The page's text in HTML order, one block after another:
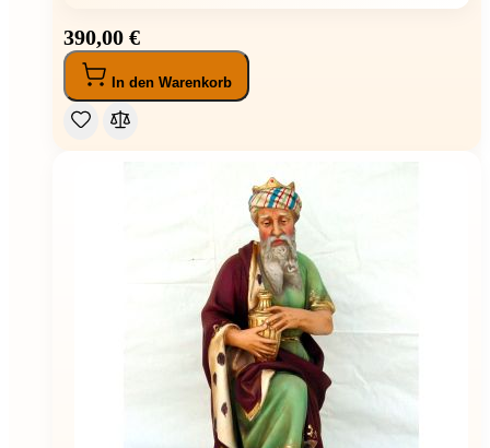
390,00 €
In den Warenkorb